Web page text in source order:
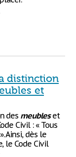
distinction
et
des meubleset
Civil : « Tous
Ainsi, dès le
le Code Civil